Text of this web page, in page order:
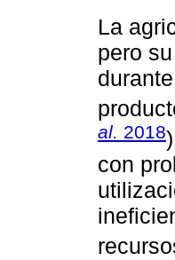
La
pero
al. 2018
con